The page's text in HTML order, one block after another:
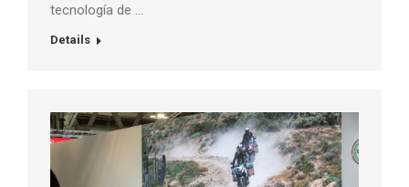
tecnología de …
Details